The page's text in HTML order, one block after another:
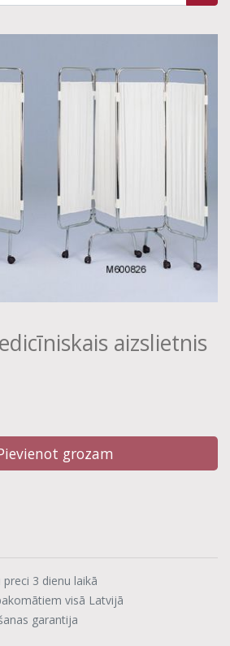
aizslietnis
grozam
3 dienu laikā
visā Latvijā
garantija